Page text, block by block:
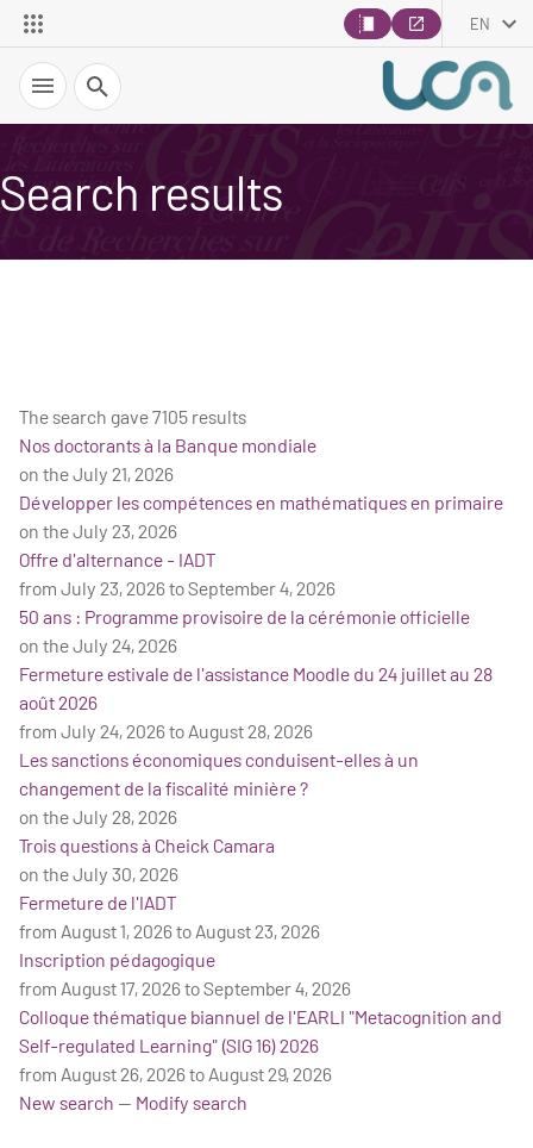
EN
Search
Search results
The search gave 7105 results
Nos doctorants à la Banque mondiale
on the July 21, 2026
Développer les compétences en mathématiques en primaire
on the July 23, 2026
Offre d'alternance - IADT
from July 23, 2026 to September 4, 2026
50 ans : Programme provisoire de la cérémonie officielle
on the July 24, 2026
Fermeture estivale de l'assistance Moodle du 24 juillet au 28
août 2026
from July 24, 2026 to August 28, 2026
Les sanctions économiques conduisent-elles à un
changement de la fiscalité minière ?
on the July 28, 2026
Trois questions à Cheick Camara
on the July 30, 2026
Fermeture de l'IADT
from August 1, 2026 to August 23, 2026
Inscription pédagogique
from August 17, 2026 to September 4, 2026
Colloque thématique biannuel de l'EARLI "Metacognition and
Self-regulated Learning" (SIG 16) 2026
from August 26, 2026 to August 29, 2026
New search — Modify search